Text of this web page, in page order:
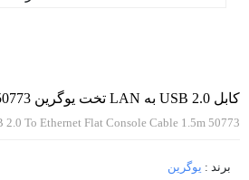
کابل USB 2.0 به LAN تخت یوگرین 50773 CM204 طول 1.5 متر
2.0 To Ethernet Flat Console Cable 1.5m 50773
برند : یوگرین